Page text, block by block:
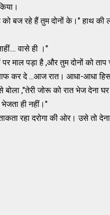
को बज रहे हैं तुम दोनों के।" हाथ
वासे ही ।"
पड़ा है ,और तुम दोनों को ताप
कर दे ...आज रात। आधा-आधा
,"तेरी जोरू को रात भेज देना
ही नहीं।"
रहा दरोगा की ओर। उसे तो देना